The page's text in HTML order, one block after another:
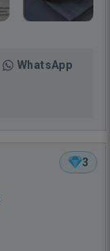
WhatsApp
3